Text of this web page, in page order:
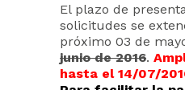
El plazo de
solicitudes se
próximo 03 de
junio de 2016.
hasta el 14/07/